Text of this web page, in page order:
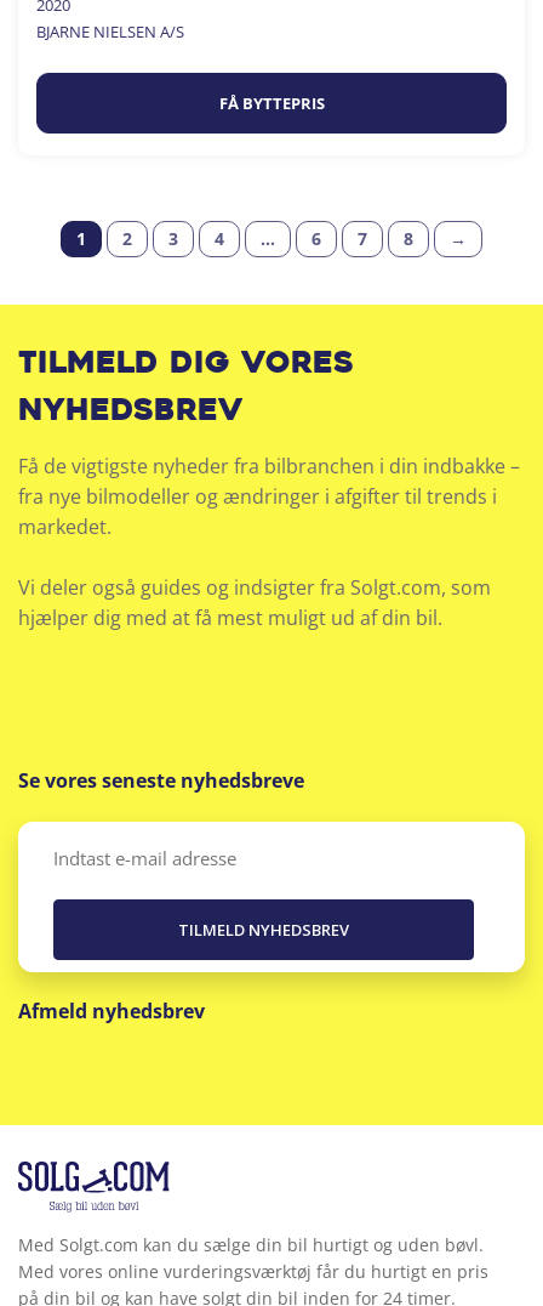
2020
BJARNE NIELSEN A/S
FÅ BYTTEPRIS
1 2 3 4 … 6 7 8 →
Tilmeld dig vores
nyhedsbrev
Få de vigtigste nyheder fra bilbranchen i din indbakke –
fra nye bilmodeller og ændringer i afgifter til trends i
markedet.
Vi deler også guides og indsigter fra Solgt.com, som
hjælper dig med at få mest muligt ud af din bil.
Se vores seneste nyhedsbreve
Email
Afmeld nyhedsbrev
Med Solgt.com kan du sælge din bil hurtigt og uden bøvl.
Med vores online vurderingsværktøj får du hurtigt en pris
på din bil og kan have solgt din bil inden for 24 timer.